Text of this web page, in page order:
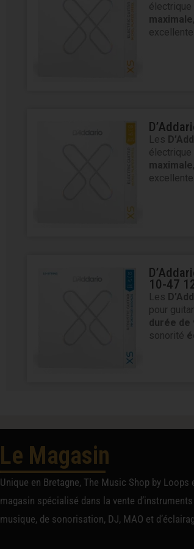
électrique
maximale
Les
électrique
maximale
10-47
Les
pour
durée de
sonorité
Le Magasin
Unique en Bretagne, The Music Shop by Loops
magasin spécialisé dans la vente d’instruments
musique, de sonorisation, DJ, MAO et